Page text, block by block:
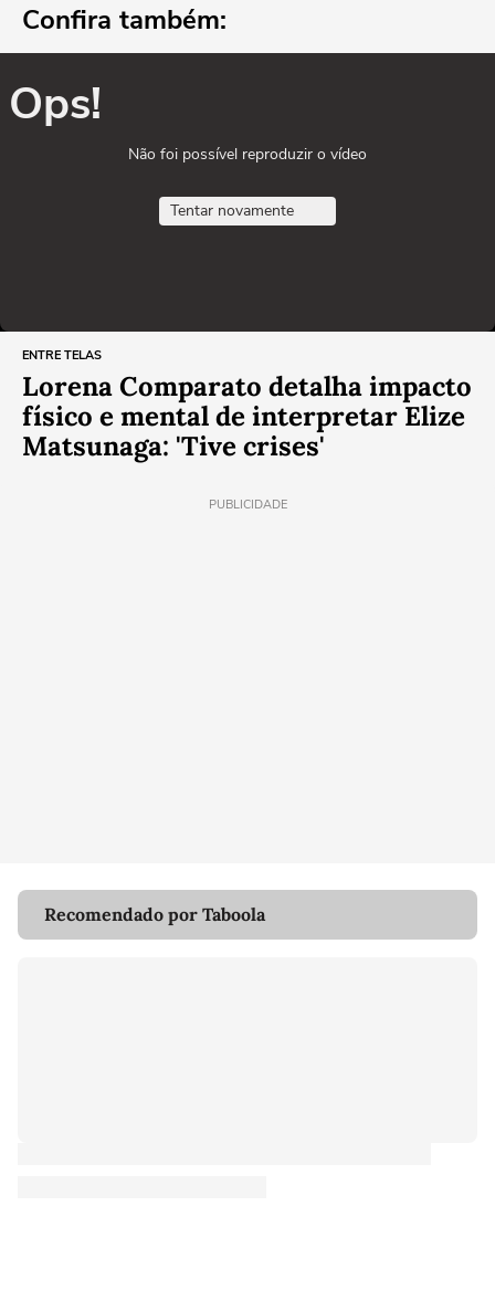
Confira também:
Ops!
Não foi possível reproduzir o vídeo
Tentar novamente
ENTRE TELAS
Lorena Comparato detalha impacto
físico e mental de interpretar Elize
Matsunaga: 'Tive crises'
PUBLICIDADE
Recomendado por Taboola